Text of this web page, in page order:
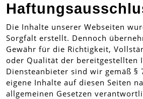
Die Inhalte unserer Webseiten
Sorgfalt erstellt. Dennoch
Gewähr für die Richtigkeit,
oder Qualität der bereitgestellten
Diensteanbieter sind wir gemäß §
eigene Inhalte auf diesen Seiten
allgemeinen Gesetzen